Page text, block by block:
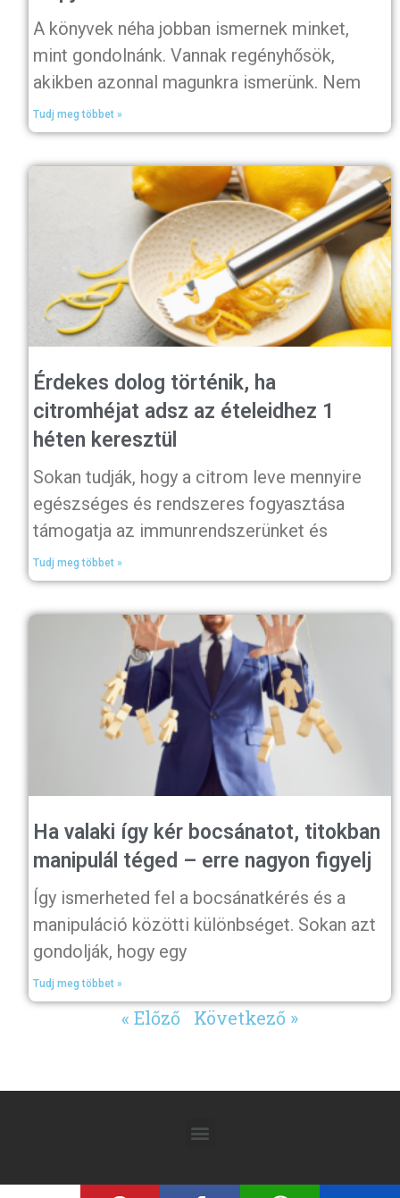
A könyvek néha jobban ismernek minket,
mint gondolnánk. Vannak regényhősök,
akikben azonnal magunkra ismerünk. Nem
Tudj meg többet »
Érdekes dolog történik, ha
citromhéjat adsz az ételeidhez 1
héten keresztül
Sokan tudják, hogy a citrom leve mennyire
egészséges és rendszeres fogyasztása
támogatja az immunrendszerünket és
Tudj meg többet »
Ha valaki így kér bocsánatot, titokban
manipulál téged – erre nagyon figyelj
Így ismerheted fel a bocsánatkérés és a
manipuláció közötti különbséget. Sokan azt
gondolják, hogy egy
Tudj meg többet »
« Előző Következő »